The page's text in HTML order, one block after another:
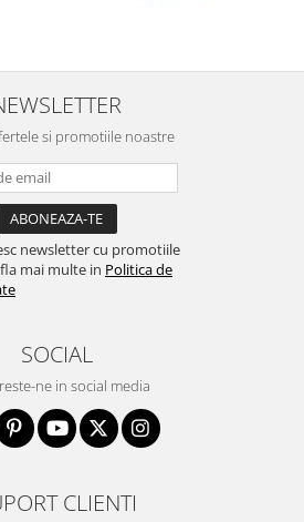
si promotiile noastre
newsletter cu promotiile
mai multe in Politica de
SOCIAL
ne in social media
CLIENTI